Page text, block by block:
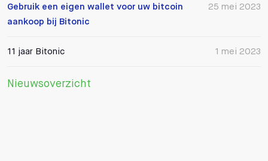
25 mei 2023
Gebruik een eigen wallet voor uw bitcoin
aankoop bij Bitonic
1 mei 2023
11 jaar Bitonic
Nieuwsoverzicht